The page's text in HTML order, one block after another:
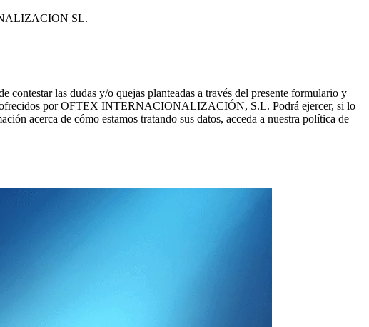
SL.
las dudas y/o quejas planteadas a través del presente formulario y
ofrecidos por OFTEX INTERNACIONALIZACIÓN, S.L. Podrá ejercer, si lo
acerca de cómo estamos tratando sus datos, acceda a nuestra política de